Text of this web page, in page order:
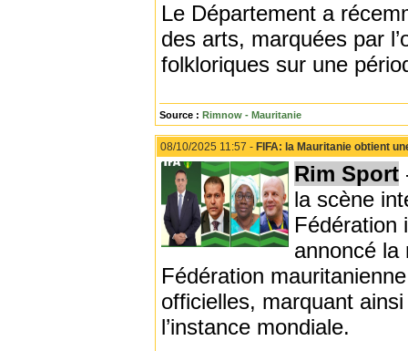
Le Département a
des arts, marquées par
folkloriques sur une
Source : Rimnow - Mauritanie
08/10/2025 11:57 - FIFA: la Mauritanie obtient
Rim Sport
la scène
Fédération
annoncé la
Fédération
officielles, marquant
l’instance mondiale.